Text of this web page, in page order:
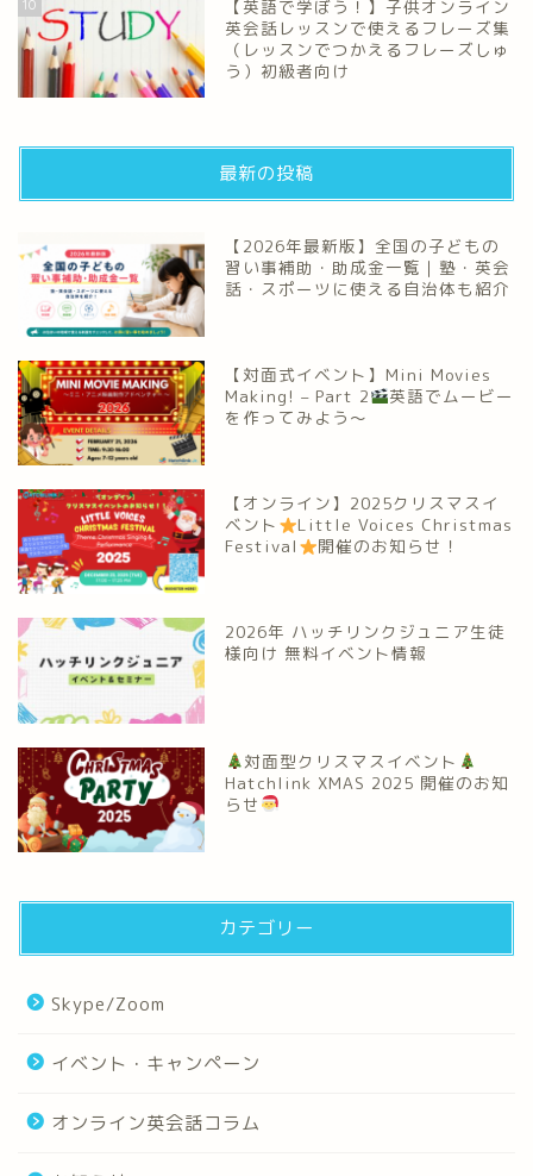
10
【英語で学ぼう！】子供オンライン
英会話レッスンで使えるフレーズ集
（レッスンでつかえるフレーズしゅ
う）初級者向け
最新の投稿
【2026年最新版】全国の子どもの
習い事補助・助成金一覧｜塾・英会
話・スポーツに使える自治体も紹介
【対面式イベント】Mini Movies
Making! – Part 2
英語でムービー
を作ってみよう～
【オンライン】2025クリスマスイ
ベント
Little Voices Christmas
Festival
開催のお知らせ！
2026年 ハッチリンクジュニア生徒
様向け 無料イベント情報
対面型クリスマスイベント
Hatchlink XMAS 2025 開催のお知
らせ
カテゴリー
Skype/Zoom
イベント・キャンペーン
オンライン英会話コラム